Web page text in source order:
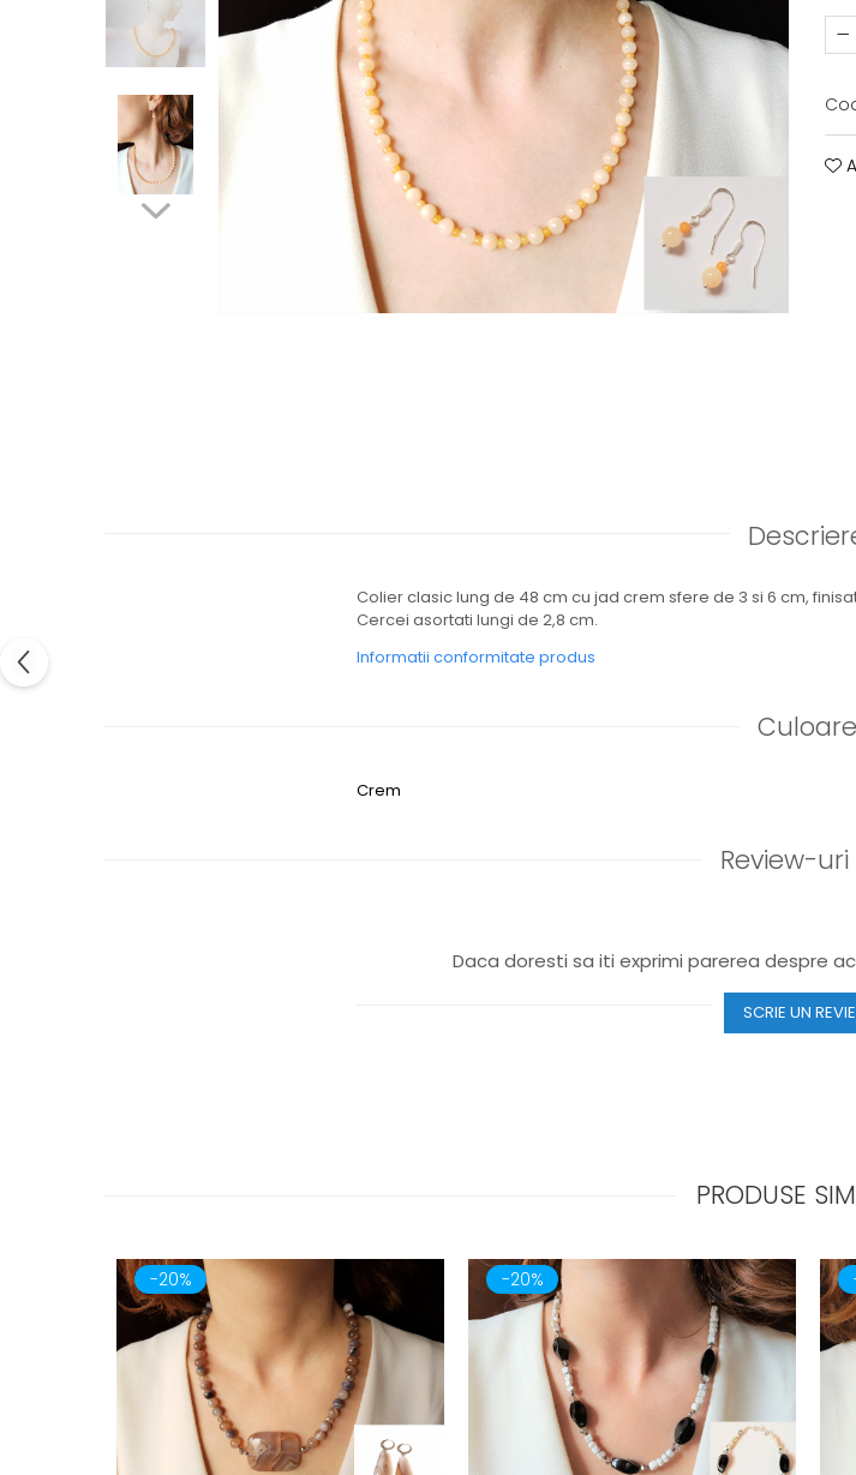
Colier clasic lung de 48 cm cu jad crem sfere de 3 si 6 cm,
Cercei asortati lungi de 2,8 cm.
Informatii conformitate produs
Culoare
Crem
Review-uri
Daca doresti sa iti exprimi parerea despre
SCRIE UN
PRODUSE
-20% -20%